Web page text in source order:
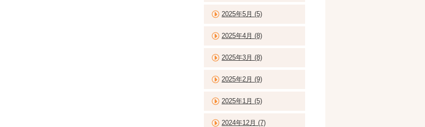
2025年5月 (5)
2025年4月 (8)
2025年3月 (8)
2025年2月 (9)
2025年1月 (5)
2024年12月 (7)